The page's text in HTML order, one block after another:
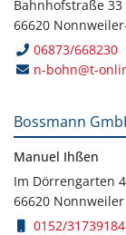
Bahnhofstraße 33
66620
06873/668230
n-bohn@t-
Bossmann
Manuel Ihßen
Im Dörrengarten 4
66620 Nonnweiler
0152/31739184